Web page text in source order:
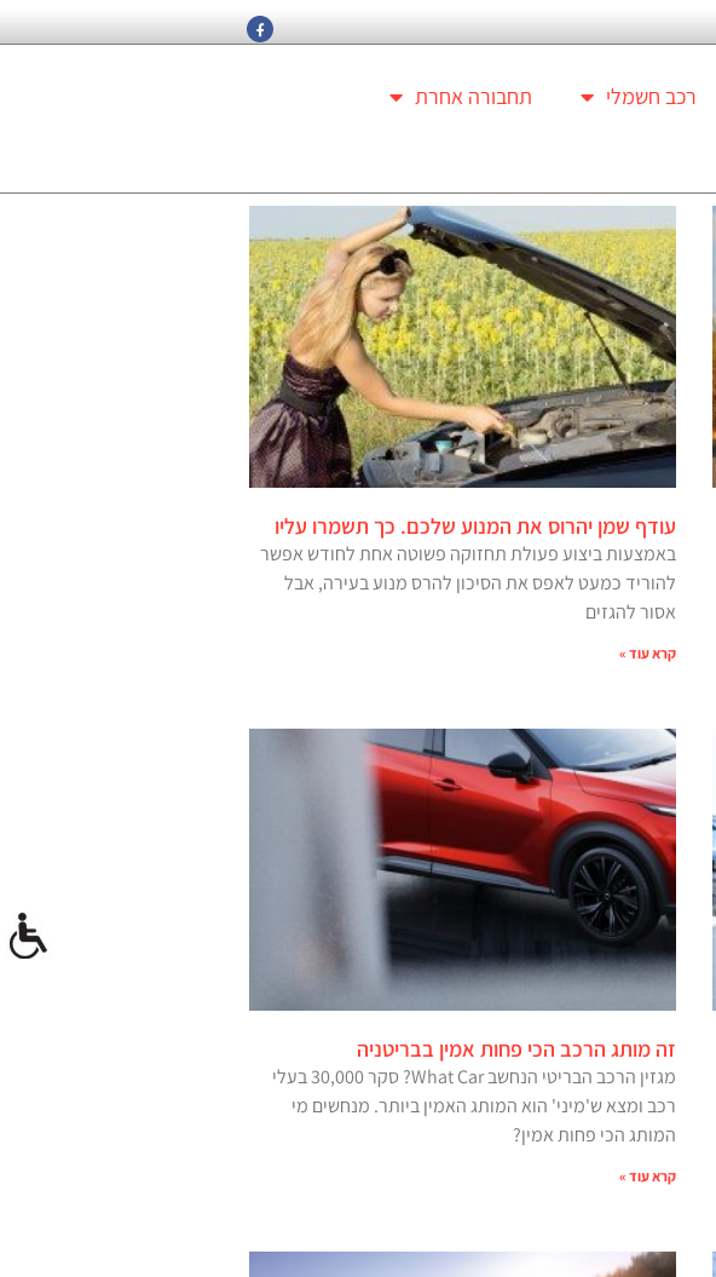
רכב חשמלי
תחבורה אחרת
עודף שמן יהרוס את המנוע שלכם. כך תשמרו עליו
באמצעות ביצוע פעולת תחזוקה פשוטה אחת לחודש אפשר
להוריד כמעט לאפס את הסיכון להרס מנוע בעירה, אבל
אסור להגזים
קרא עוד »
זה מותג הרכב הכי פחות אמין בבריטניה
מגזין הרכב הבריטי הנחשב What Car? סקר 30,000 בעלי
רכב ומצא ש'מיני' הוא המותג האמין ביותר. מנחשים מי
המותג הכי פחות אמין?
קרא עוד »